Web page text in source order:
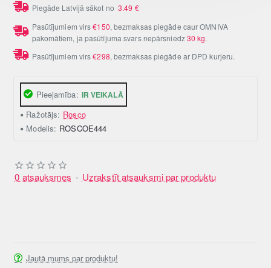
Pieejamība: IR VEIKALĀ
Ražotājs: Rosco
Modelis: ROSCOE444
0 atsauksmes - Uzrakstīt atsauksmi par produktu
Piegāde Latvijā sākot no3.49 €
Pasūtījumiem virs€150, bezmaksas piegāde caur OMNIVA
pakomātiem, ja pasūtījuma svars nepārsniedz30 kg.
Pasūtījumiem virs€298, bezmaksas piegāde ar DPD kurjeru.
Jautā mums par produktu!